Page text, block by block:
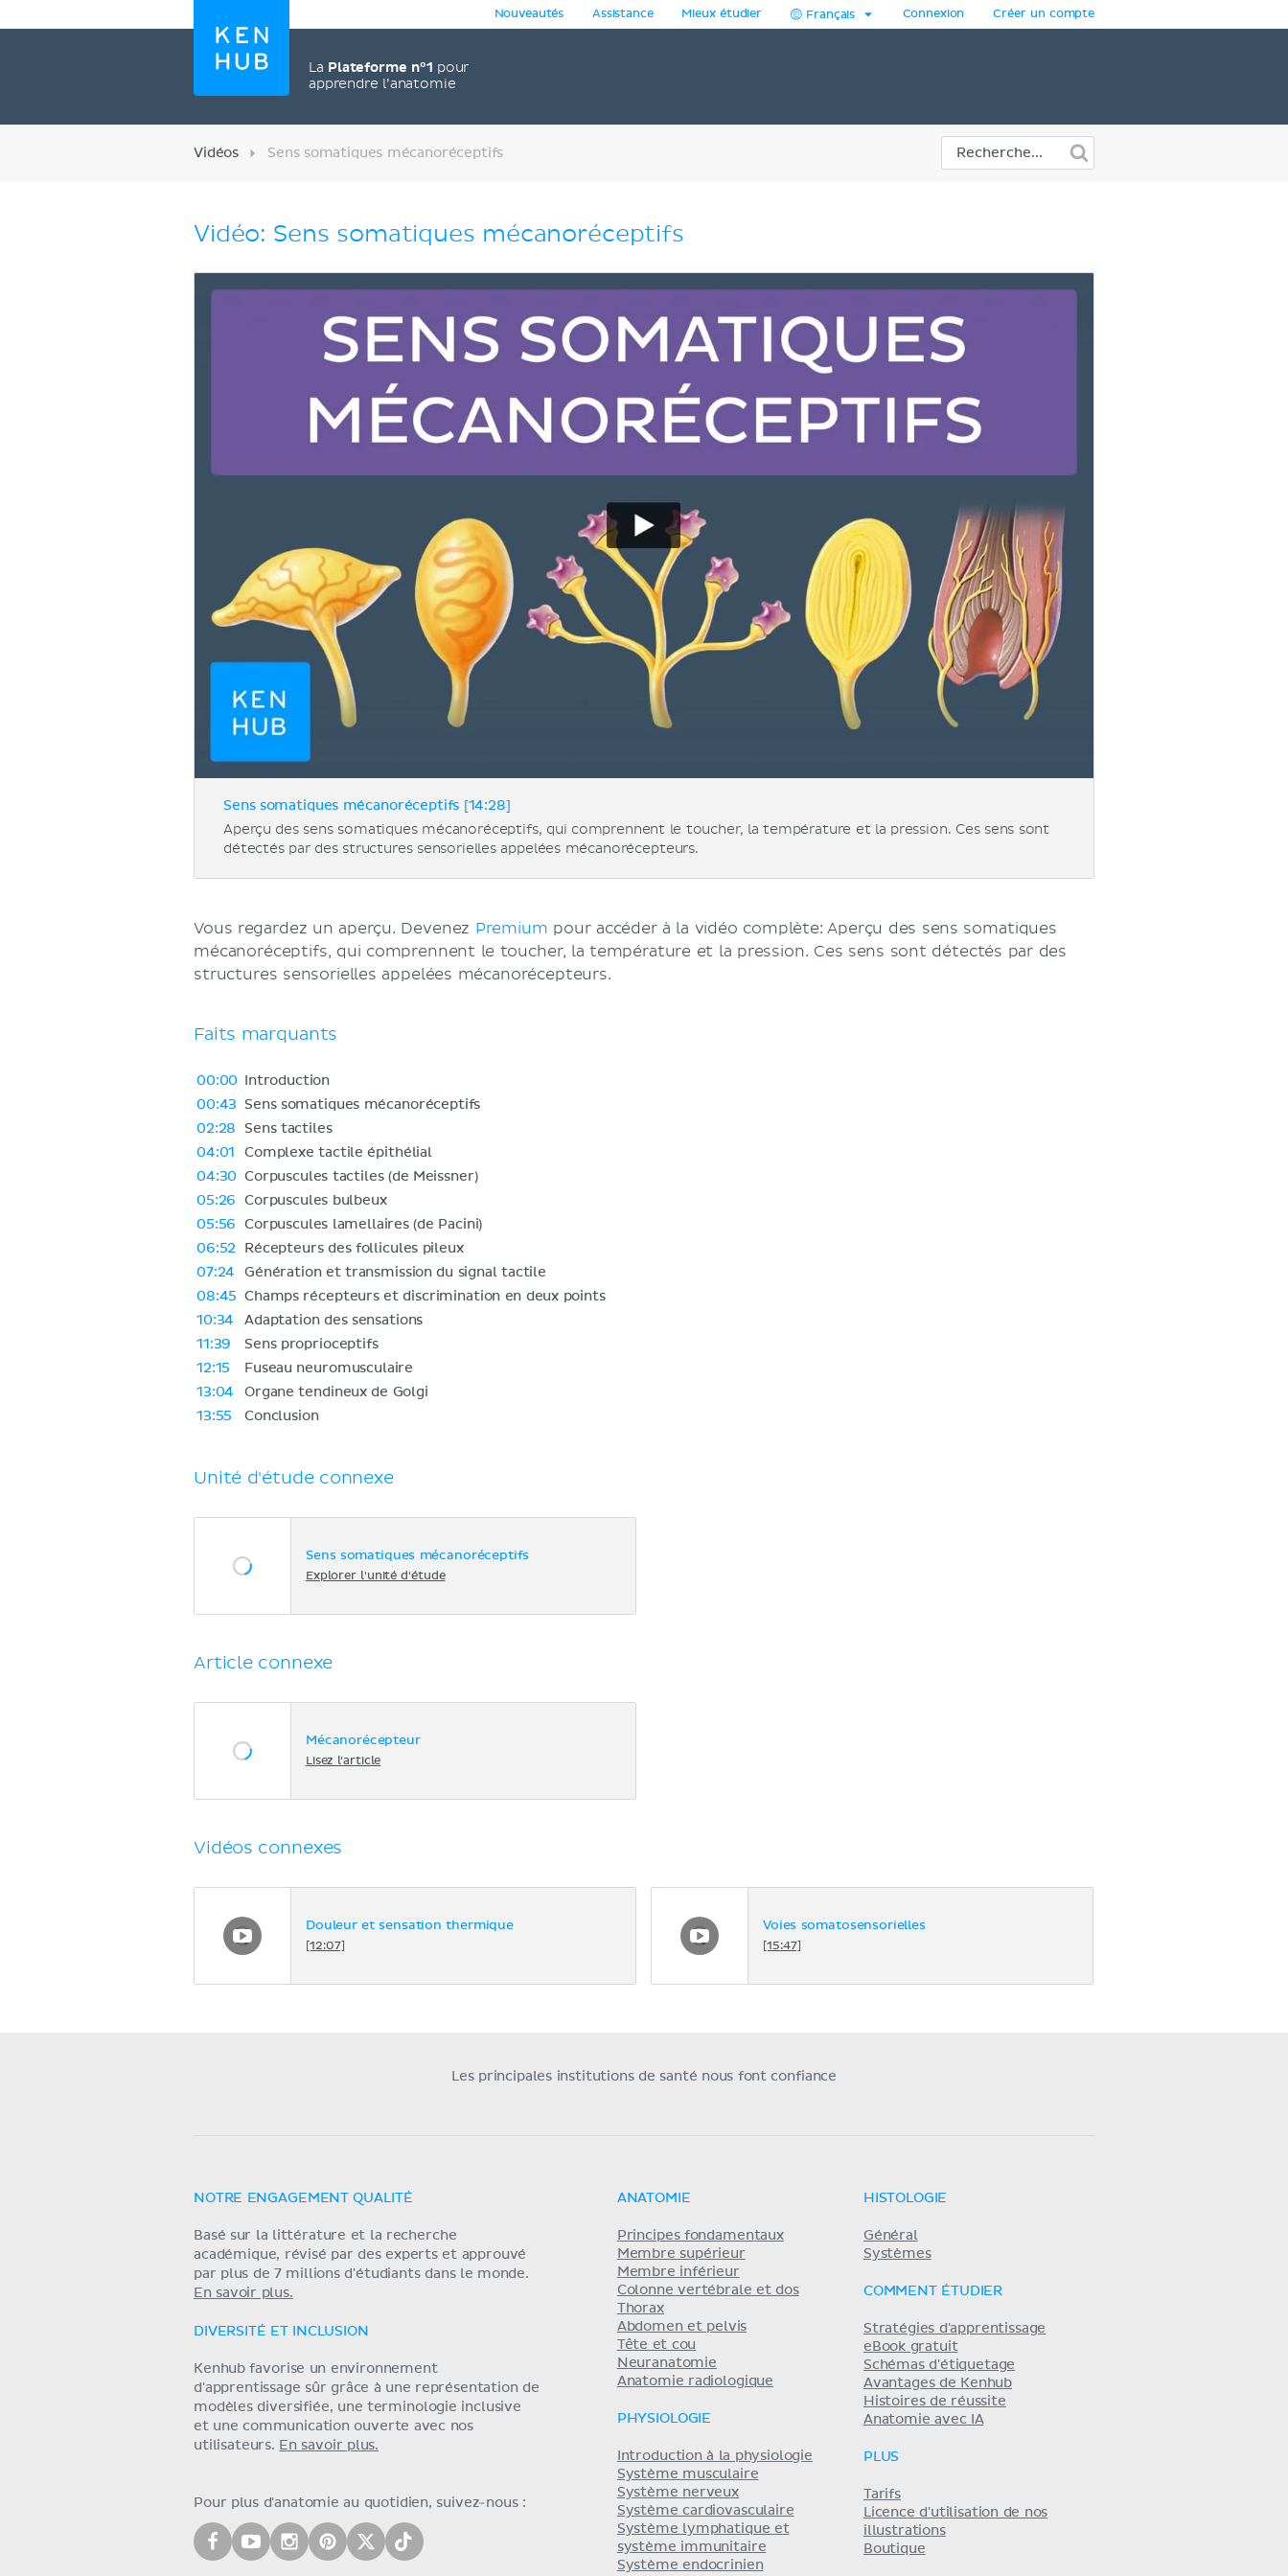
La Plateforme n°1 pour
apprendre l’anatomie
Nouveautés Assistance Mieux étudier Français Connexion Créer un compte
Vidéos Sens somatiques mécanoréceptifs
Vidéo: Sens somatiques mécanoréceptifs
Sens somatiques mécanoréceptifs [14:28]
Aperçu des sens somatiques mécanoréceptifs, qui comprennent le toucher, la température et la pression. Ces sens sont
détectés par des structures sensorielles appelées mécanorécepteurs.
Vous regardez un aperçu. Devenez Premium pour accéder à la vidéo complète: Aperçu des sens somatiques
mécanoréceptifs, qui comprennent le toucher, la température et la pression. Ces sens sont détectés par des
structures sensorielles appelées mécanorécepteurs.
Faits marquants
00:00
Introduction
00:43
Sens somatiques mécanoréceptifs
02:28
Sens tactiles
04:01
Complexe tactile épithélial
04:30
Corpuscules tactiles (de Meissner)
05:26
Corpuscules bulbeux
05:56
Corpuscules lamellaires (de Pacini)
06:52
Récepteurs des follicules pileux
07:24
Génération et transmission du signal tactile
08:45
Champs récepteurs et discrimination en deux points
10:34
Adaptation des sensations
11:39
Sens proprioceptifs
12:15
Fuseau neuromusculaire
13:04
Organe tendineux de Golgi
13:55
Conclusion
Unité d'étude connexe
Sens somatiques mécanoréceptifs
Explorer l'unité d'étude
Article connexe
Mécanorécepteur
Lisez l'article
Vidéos connexes
Douleur et sensation thermique
[12:07]
Voies somatosensorielles
[15:47]
Les principales institutions de santé nous font confiance
NOTRE ENGAGEMENT QUALITÉ
Basé sur la littérature et la recherche
académique, révisé par des experts et approuvé
par plus de 7 millions d'étudiants dans le monde.
En savoir plus.
DIVERSITÉ ET INCLUSION
Kenhub favorise un environnement
d'apprentissage sûr grâce à une représentation de
modèles diversifiée, une terminologie inclusive
et une communication ouverte avec nos
utilisateurs. En savoir plus.
Pour plus d'anatomie au quotidien, suivez-nous :
ANATOMIE
Principes fondamentaux
Membre supérieur
Membre inférieur
Colonne vertébrale et dos
Thorax
Abdomen et pelvis
Tête et cou
Neuranatomie
Anatomie radiologique
PHYSIOLOGIE
Introduction à la physiologie
Système musculaire
Système nerveux
Système cardiovasculaire
Système lymphatique et
système immunitaire
Système endocrinien
HISTOLOGIE
Général
Systèmes
COMMENT ÉTUDIER
Stratégies d'apprentissage
eBook gratuit
Schémas d'étiquetage
Avantages de Kenhub
Histoires de réussite
Anatomie avec IA
PLUS
Tarifs
Licence d'utilisation de nos
illustrations
Boutique